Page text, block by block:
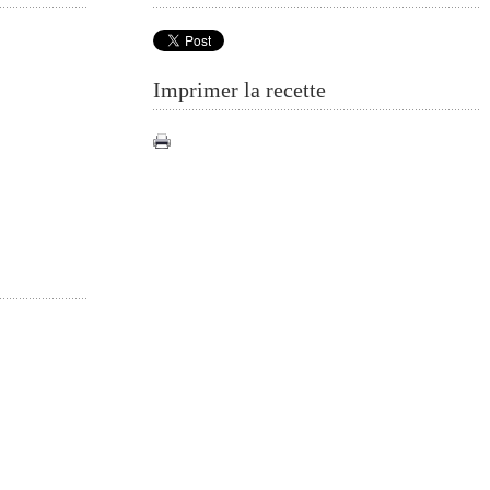
Imprimer la recette